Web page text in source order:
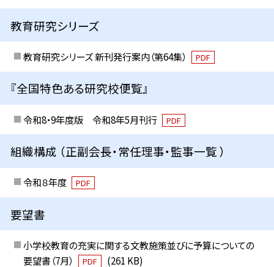
教育研究シリーズ
教育研究シリーズ 新刊発行案内（第64集） PDF
『全国特色ある研究校便覧』
令和8・9年度版 令和8年5月刊行 PDF
組織構成 （正副会長・常任理事・監事一覧 ）
令和８年度 PDF
要望書
小学校教育の充実に関する文教施策並びに予算についての
要望書（7月）
PDF (261 KB)